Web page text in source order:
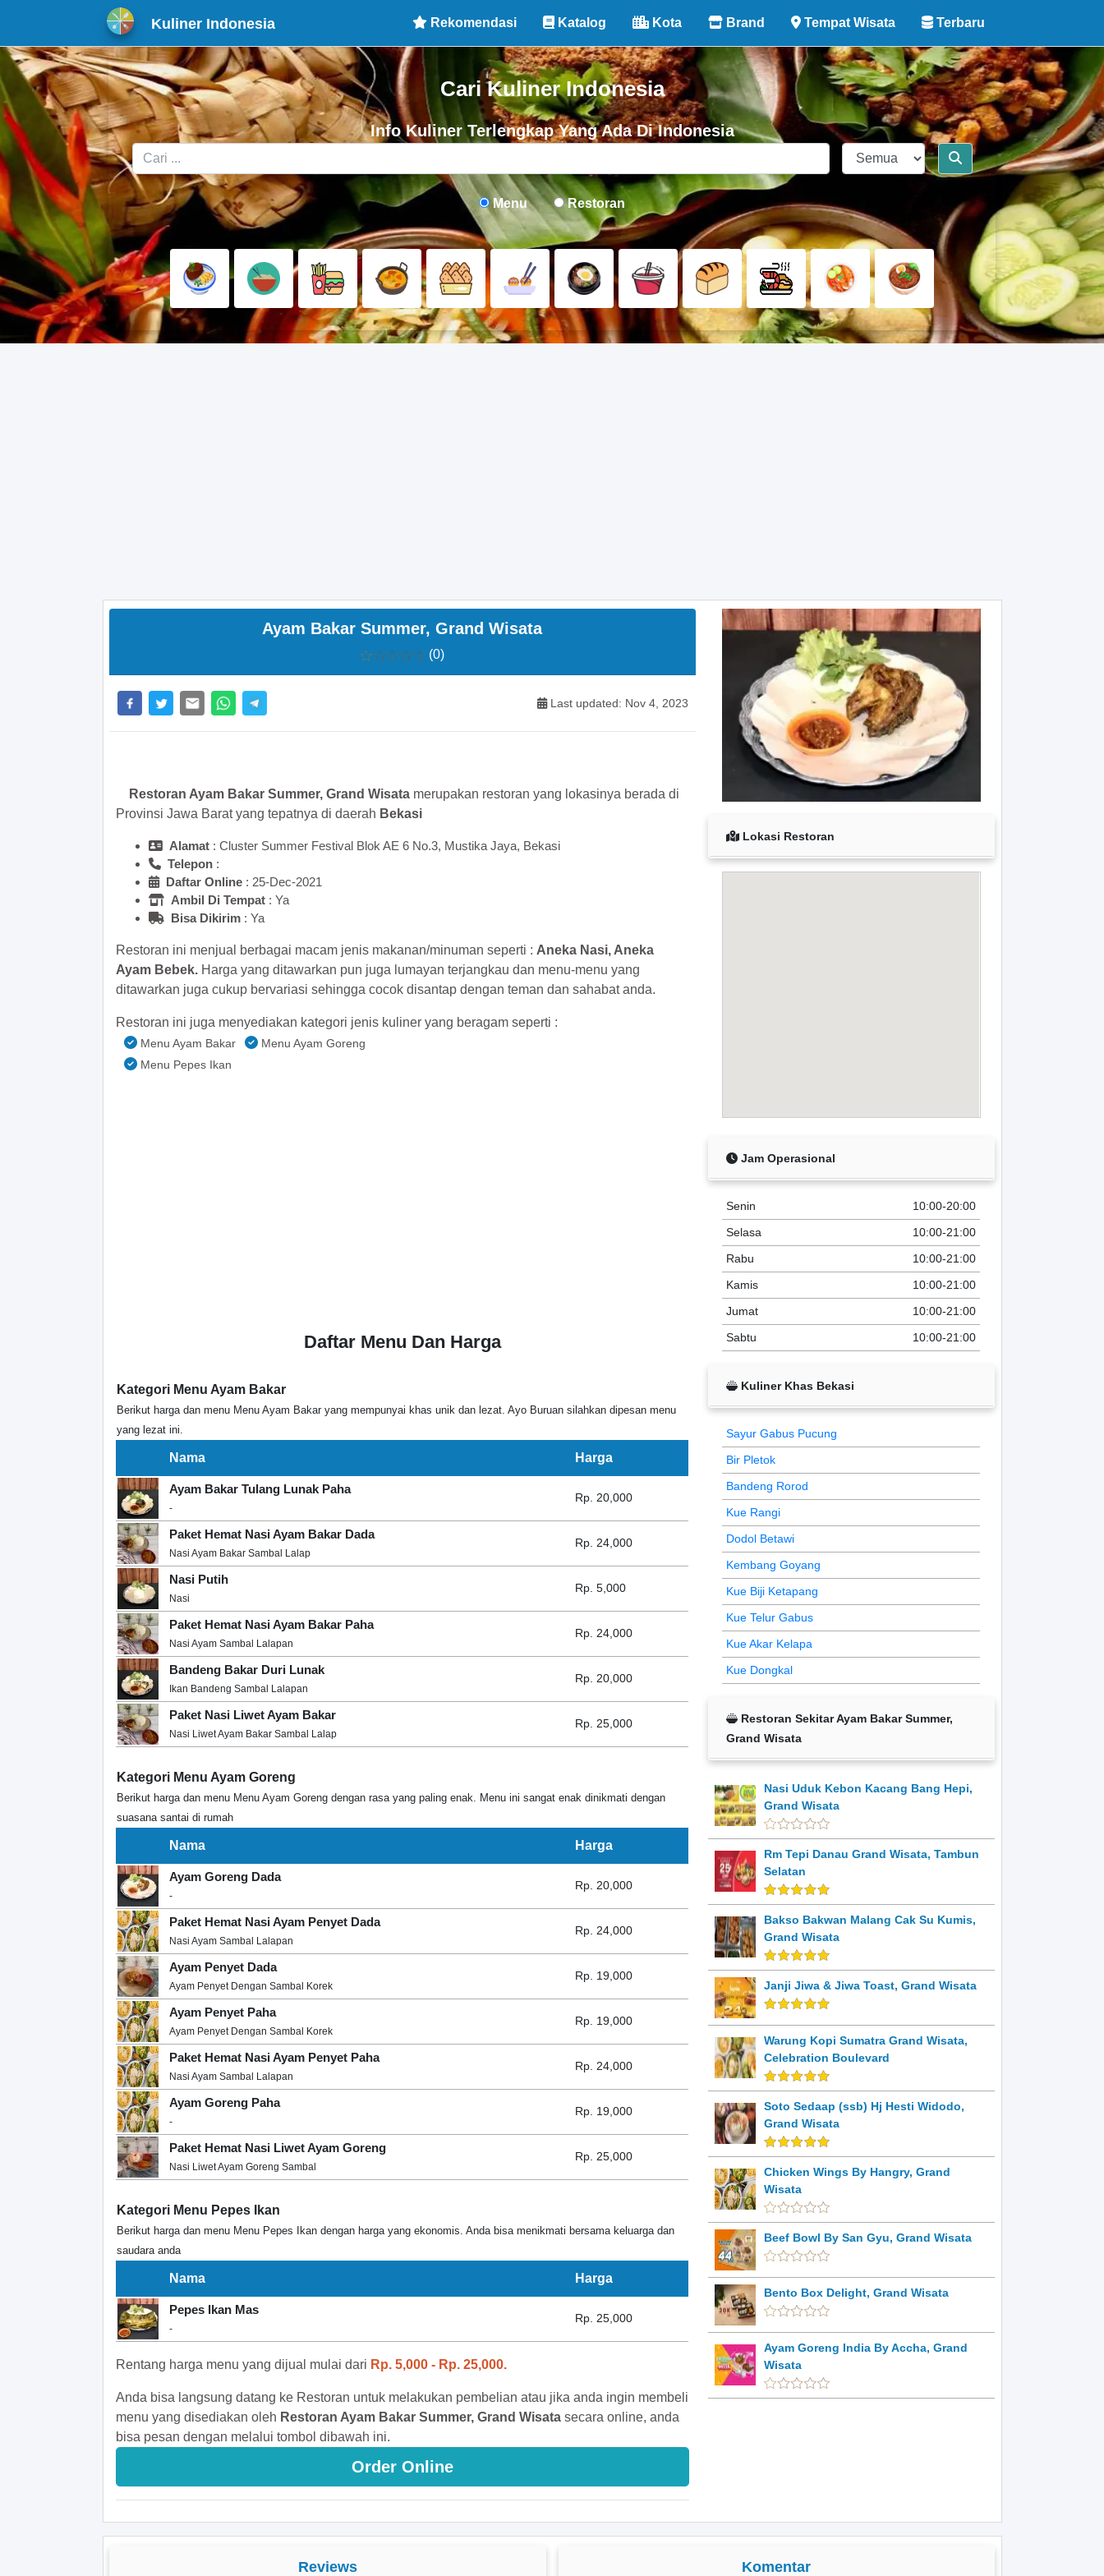
Kuliner Indonesia Rekomendasi Katalog Kota Brand Tempat Wisata Terbaru
Cari Kuliner Indonesia
Info Kuliner Terlengkap Yang Ada Di Indonesia
Menu Restoran
Ayam Bakar Summer, Grand Wisata
(0)
Last updated: Nov 4, 2023
Restoran Ayam Bakar Summer, Grand Wisata merupakan restoran yang lokasinya berada di
Provinsi Jawa Barat yang tepatnya di daerah Bekasi
Alamat : Cluster Summer Festival Blok AE 6 No.3, Mustika Jaya, Bekasi
Telepon :
Daftar Online : 25-Dec-2021
Ambil Di Tempat : Ya
Bisa Dikirim : Ya
Restoran ini menjual berbagai macam jenis makanan/minuman seperti : Aneka Nasi, Aneka
Ayam Bebek. Harga yang ditawarkan pun juga lumayan terjangkau dan menu-menu yang
ditawarkan juga cukup bervariasi sehingga cocok disantap dengan teman dan sahabat anda.
Restoran ini juga menyediakan kategori jenis kuliner yang beragam seperti :
Menu Ayam Bakar
Menu Ayam Goreng
Menu Pepes Ikan
Daftar Menu Dan Harga
Kategori Menu Ayam Bakar
Berikut harga dan menu Menu Ayam Bakar yang mempunyai khas unik dan lezat. Ayo Buruan silahkan dipesan menu
yang lezat ini.
Nama Harga
Ayam Bakar Tulang Lunak Paha
-
Rp. 20,000
Paket Hemat Nasi Ayam Bakar Dada
Nasi Ayam Bakar Sambal Lalap
Rp. 24,000
Nasi Putih
Nasi
Rp. 5,000
Paket Hemat Nasi Ayam Bakar Paha
Nasi Ayam Sambal Lalapan
Rp. 24,000
Bandeng Bakar Duri Lunak
Ikan Bandeng Sambal Lalapan
Rp. 20,000
Paket Nasi Liwet Ayam Bakar
Nasi Liwet Ayam Bakar Sambal Lalap
Rp. 25,000
Kategori Menu Ayam Goreng
Berikut harga dan menu Menu Ayam Goreng dengan rasa yang paling enak. Menu ini sangat enak dinikmati dengan
suasana santai di rumah
Nama Harga
Ayam Goreng Dada
-
Rp. 20,000
Paket Hemat Nasi Ayam Penyet Dada
Nasi Ayam Sambal Lalapan
Rp. 24,000
Ayam Penyet Dada
Ayam Penyet Dengan Sambal Korek
Rp. 19,000
Ayam Penyet Paha
Ayam Penyet Dengan Sambal Korek
Rp. 19,000
Paket Hemat Nasi Ayam Penyet Paha
Nasi Ayam Sambal Lalapan
Rp. 24,000
Ayam Goreng Paha
-
Rp. 19,000
Paket Hemat Nasi Liwet Ayam Goreng
Nasi Liwet Ayam Goreng Sambal
Rp. 25,000
Kategori Menu Pepes Ikan
Berikut harga dan menu Menu Pepes Ikan dengan harga yang ekonomis. Anda bisa menikmati bersama keluarga dan
saudara anda
Nama Harga
Pepes Ikan Mas
-
Rp. 25,000
Rentang harga menu yang dijual mulai dari Rp. 5,000 - Rp. 25,000.
Anda bisa langsung datang ke Restoran untuk melakukan pembelian atau jika anda ingin membeli
menu yang disediakan oleh Restoran Ayam Bakar Summer, Grand Wisata secara online, anda
bisa pesan dengan melalui tombol dibawah ini.
Order Online
Lokasi Restoran
Jam Operasional
Senin
10:00-20:00
Selasa
10:00-21:00
Rabu
10:00-21:00
Kamis
10:00-21:00
Jumat
10:00-21:00
Sabtu
10:00-21:00
Kuliner Khas Bekasi
Sayur Gabus Pucung
Bir Pletok
Bandeng Rorod
Kue Rangi
Dodol Betawi
Kembang Goyang
Kue Biji Ketapang
Kue Telur Gabus
Kue Akar Kelapa
Kue Dongkal
Restoran Sekitar Ayam Bakar Summer,
Grand Wisata
Nasi Uduk Kebon Kacang Bang Hepi,
Grand Wisata
Rm Tepi Danau Grand Wisata, Tambun
Selatan
Bakso Bakwan Malang Cak Su Kumis,
Grand Wisata
Janji Jiwa & Jiwa Toast, Grand Wisata
Warung Kopi Sumatra Grand Wisata,
Celebration Boulevard
Soto Sedaap (ssb) Hj Hesti Widodo,
Grand Wisata
Chicken Wings By Hangry, Grand
Wisata
Beef Bowl By San Gyu, Grand Wisata
Bento Box Delight, Grand Wisata
Ayam Goreng India By Accha, Grand
Wisata
Reviews Komentar